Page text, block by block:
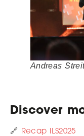
Andreas
Discover
🔗 Recap ILS2025